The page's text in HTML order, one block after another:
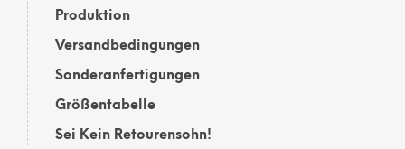
Produktion
Versandbedingungen
Sonderanfertigungen
Größentabelle
Sei Kein Retourensohn!